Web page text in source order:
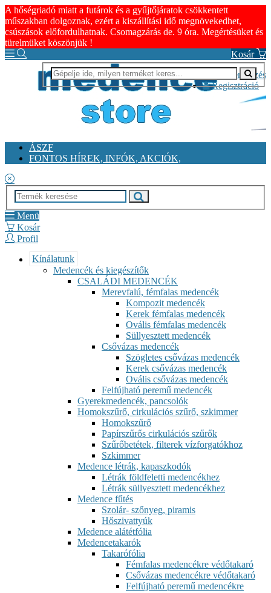
A hőségriadó miatt a futárok és a gyűjtőjáratok csökkentett
műszakban dolgoznak, ezért a kiszállítási idő megnövekedhet,
csúszások előfordulhatnak. Csomagzárás de. 9 óra. Megértésüket és
türelmüket köszönjük !
Kosár
Bejelentkezés
Regisztráció
ÁSZF
FONTOS HÍREK, INFÓK, AKCIÓK,
Menü
Kosár
Profil
Kínálatunk
Medencék és kiegészítők
CSALÁDI MEDENCÉK
Merevfalú, fémfalas medencék
Kompozit medencék
Kerek fémfalas medencék
Ovális fémfalas medencék
Süllyesztett medencék
Csővázas medencék
Szögletes csővázas medencék
Kerek csővázas medencék
Ovális csővázas medencék
Felfújható peremű medencék
Gyerekmedencék, pancsolók
Homokszűrő, cirkulációs szűrő, szkimmer
Homokszűrő
Papírszűrős cirkulációs szűrők
Szűrőbetétek, filterek vízforgatókhoz
Szkimmer
Medence létrák, kapaszkodók
Létrák földfeletti medencékhez
Létrák süllyesztett medencékhez
Medence fűtés
Szolár- szőnyeg, piramis
Hőszivattyúk
Medence alátétfólia
Medencetakarók
Takarófólia
Fémfalas medencékre védőtakaró
Csővázas medencékre védőtakaró
Felfújható peremű medencékre